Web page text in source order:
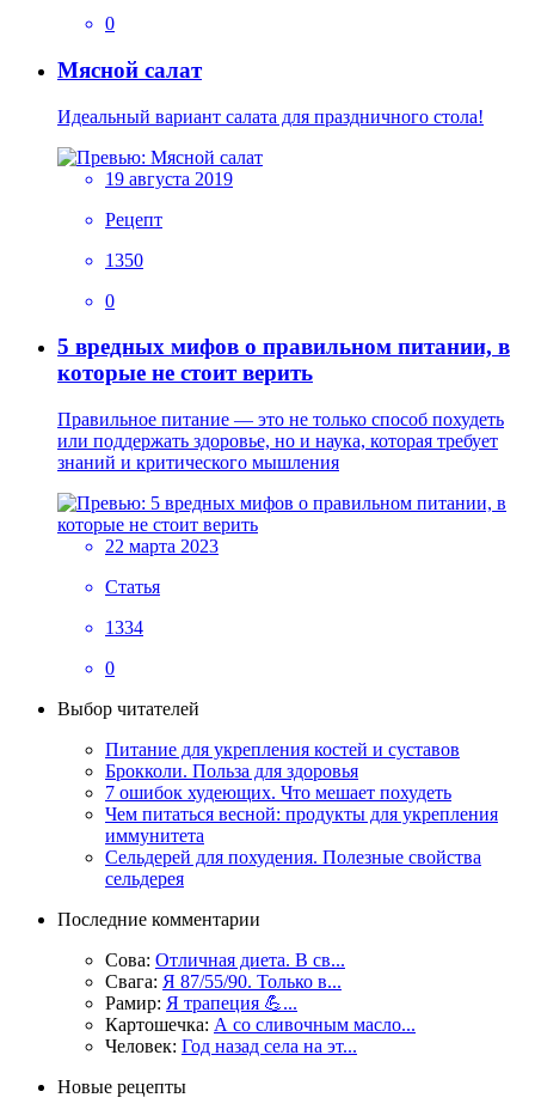
0
Мясной салат
Идеальный вариант салата для праздничного стола!
19 августа 2019
Рецепт
1350
0
5 вредных мифов о правильном питании, в
которые не стоит верить
Правильное питание — это не только способ похудеть
или поддержать здоровье, но и наука, которая требует
знаний и критического мышления
22 марта 2023
Статья
1334
0
Выбор читателей
Питание для укрепления костей и суставов
Брокколи. Польза для здоровья
7 ошибок худеющих. Что мешает похудеть
Чем питаться весной: продукты для укрепления
иммунитета
Сельдерей для похудения. Полезные свойства
сельдерея
Последние комментарии
Сова: Отличная диета. В св...
Свага: Я 87/55/90. Только в...
Рамир: Я трапеция 💪...
Картошечка: А со сливочным масло...
Человек: Год назад села на эт...
Новые рецепты